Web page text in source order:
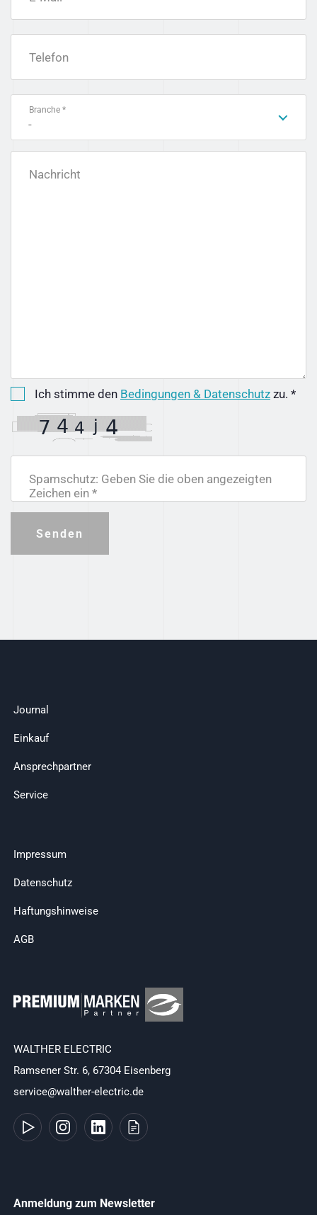
Telefon
Branche *
-
Nachricht
Ich stimme den Bedingungen & Datenschutz zu. *
Spamschutz: Geben Sie die oben angezeigten
Zeichen ein *
Senden
Journal
Einkauf
Ansprechpartner
Service
Impressum
Datenschutz
Haftungshinweise
AGB
WALTHER ELECTRIC
Ramsener Str. 6, 67304 Eisenberg
service@walther-electric.de
Anmeldung zum Newsletter